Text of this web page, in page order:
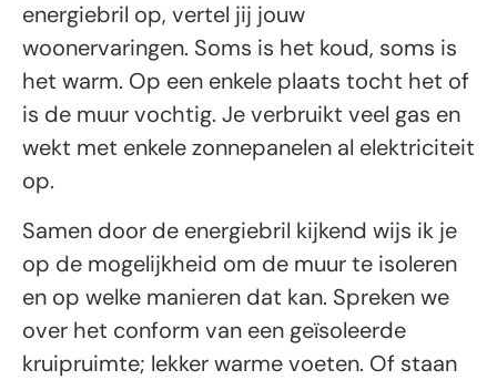
energiebril op, vertel jij jouw
woonervaringen. Soms is het koud, soms is
het warm. Op een enkele plaats tocht het of
is de muur vochtig. Je verbruikt veel gas en
wekt met enkele zonnepanelen al elektriciteit
op.
Samen door de energiebril kijkend wijs ik je
op de mogelijkheid om de muur te isoleren
en op welke manieren dat kan. Spreken we
over het conform van een geïsoleerde
kruipruimte; lekker warme voeten. Of staan